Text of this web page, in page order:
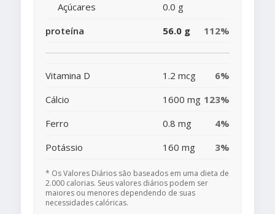
Açúcares
0.0 g
proteína
56.0 g 112%
Vitamina D 1.2 mcg
6%
Cálcio
1600 mg 123%
Ferro
0.8 mg
4%
Potássio
160 mg 3%
* Os Valores Diários são baseados em uma dieta de
2.000 calorias. Seus valores diários podem ser
maiores ou menores dependendo de suas
necessidades calóricas.